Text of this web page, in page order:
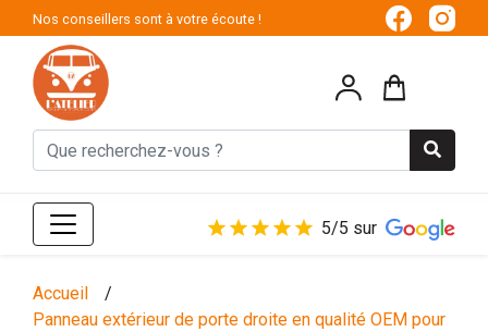
Nos conseillers sont à votre écoute !
5/5 sur
Accueil
/
Panneau extérieur de porte droite en qualité OEM pour